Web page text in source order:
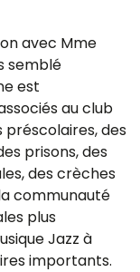
avec Mme
semblé
est
au club
des
prisons, des
des crèches
communauté
plus
Jazz à
importants.